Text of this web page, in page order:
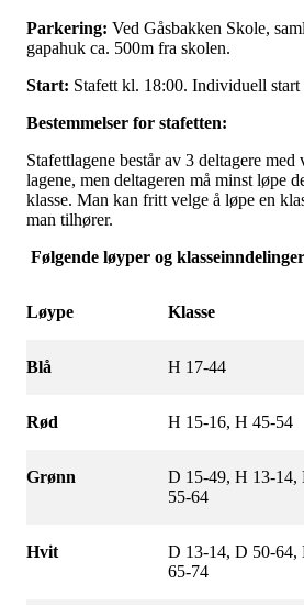
Parkering: Ved Gåsbakken Skole,
gapahuk ca. 500m fra skolen.
Start: Stafett kl. 18:00. Individuell
Bestemmelser for stafetten:
Stafettlagene består av 3 deltagere
lagene, men deltageren må minst løpe
klasse. Man kan fritt velge å løpe en
man tilhører.
Følgende løyper og
Løype Klasse
Blå H 17-44
Rød H 15-16, H 45-54
Grønn
D 15-49, H 13-14,
55-64
Hvit
D 13-14, D 50-64,
65-74